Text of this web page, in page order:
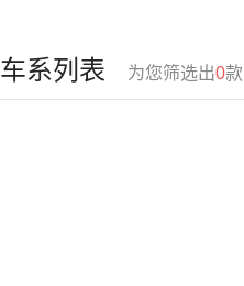
车系列表 为您筛选出0